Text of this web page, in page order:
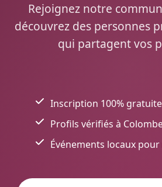
Rejoignez notre
découvrez des personnes
qui partagent vos
Inscription 100% gratuite
Profils vérifiés à
Événements locaux